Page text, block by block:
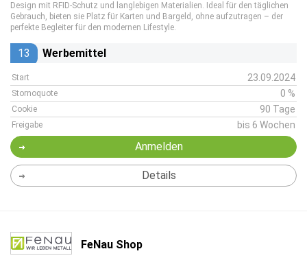
Design mit RFID-Schutz und langlebigen Materialien. Ideal für den täglichen
Gebrauch, bieten sie Platz für Karten und Bargeld, ohne aufzutragen – der
perfekte Begleiter für den modernen Lifestyle.
13 Werbemittel
Start 23.09.2024
Stornoquote 0 %
Cookie 90 Tage
Freigabe bis 6 Wochen
Anmelden
Details
FeNau Shop